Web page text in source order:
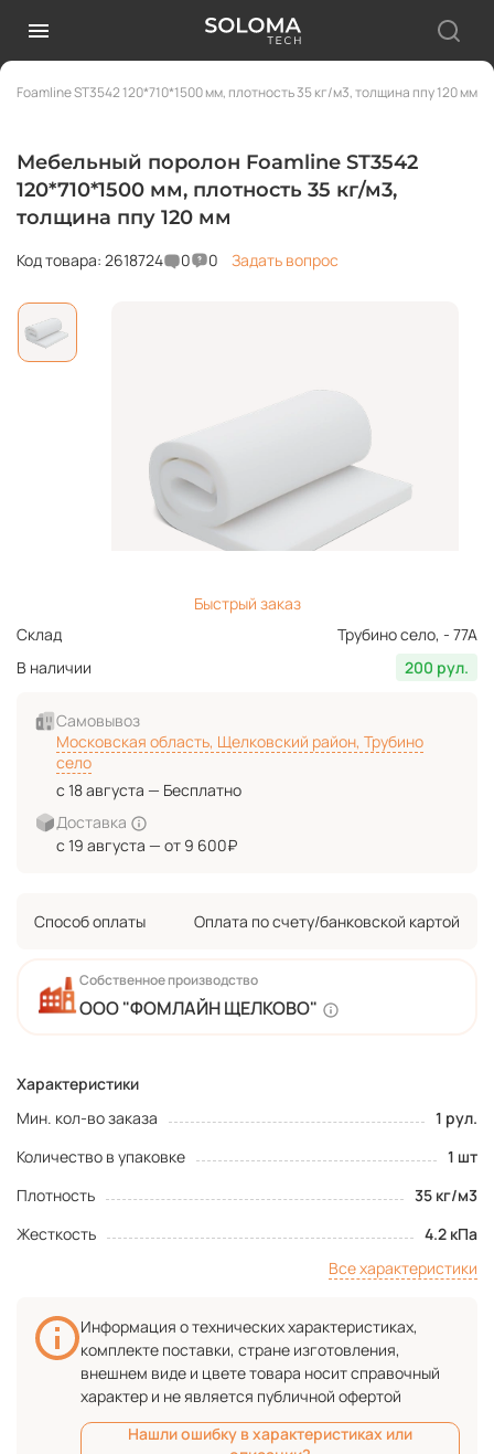
Foamline ST3542 120*710*1500 мм, плотность 35 кг/м3, толщина ппу 120 мм
Мебельный поролон Foamline ST3542
120*710*1500 мм, плотность 35 кг/м3,
толщина ппу 120 мм
Код товара: 2618724 0 0 Задать вопрос
Характеристики
Мин. кол-во заказа
1 рул.
Количество в упаковке
1 шт
Плотность
35 кг/м3
Жесткость
4.2 кПа
Все характеристики
Собственное производство
ООО "ФОМЛАЙН ЩЕЛКОВО"
Быстрый заказ
Склад
Трубино село, - 77А
В наличии
200 рул.
Самовывоз
Московская область, Щелковский район, Трубино
село
с 18 августа — Бесплатно
Доставка
с 19 августа — от 9 600₽
Способ оплаты Оплата по счету/банковской картой
Информация о технических характеристиках,
комплекте поставки, стране изготовления,
внешнем виде и цвете товара носит справочный
характер и не является публичной офертой
Нашли ошибку в характеристиках или